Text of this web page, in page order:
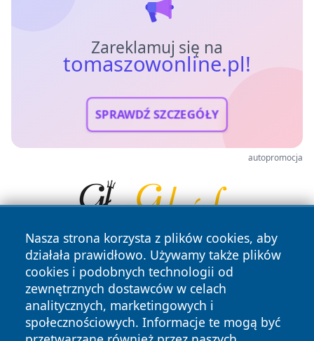
Zareklamuj się na
tomaszowonline.pl!
SPRAWDŹ SZCZEGÓŁY
autopromocja
Nasza strona korzysta z plików cookies, aby
działała prawidłowo. Używamy także plików
cookies i podobnych technologii od
zewnętrznych dostawców w celach
analitycznych, marketingowych i
społecznościowych. Informacje te mogą być